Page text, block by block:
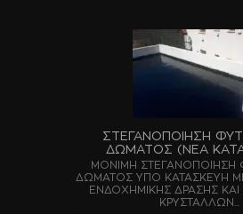
ΣΤΕΓΑΝΟΠΟΙΗΣΗ
ΔΩΜΑΤΟΣ (ΝΕΑ
ΜΟΝΙΜΗ ΣΤΕΓΑΝΟΠΟΙΗΣΗ
ΔΩΜΑΤΟΣ ΥΠΟ ΚΑΤΑΣΚΕΥΗ
ΕΝΔΟΧΗΜΙΚΗΣ ΔΡΑΣΗΣ
ΚΡΥΣΤΑΛΛΩΝ...